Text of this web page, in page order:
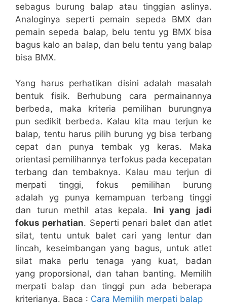
sebagus burung balap atau tinggian aslinya.
Analoginya seperti pemain sepeda BMX dan
pemain sepeda balap, belu tentu yg BMX bisa
bagus kalo an balap, dan belu tentu yang balap
bisa BMX.
Yang harus perhatikan disini adalah masalah
bentuk fisik. Berhubung cara permainannya
berbeda, maka kriteria pemilihan burungnya
pun sedikit berbeda. Kalau kita mau terjun ke
balap, tentu harus pilih burung yg bisa terbang
cepat dan punya tembak yg keras. Maka
orientasi pemilihannya terfokus pada kecepatan
terbang dan tembaknya. Kalau mau terjun di
merpati tinggi, fokus pemilihan burung
adalah yg punya kemampuan terbang tinggi
dan turun methil atas kepala. Ini yang jadi
fokus perhatian. Seperti penari balet dan atlet
silat, tentu untuk balet cari yang lentur dan
lincah, keseimbangan yang bagus, untuk atlet
silat maka perlu tenaga yang kuat, badan
yang proporsional, dan tahan banting. Memilih
merpati balap dan tinggi pun ada beberapa
kriterianya. Baca : Cara Memilih merpati balap